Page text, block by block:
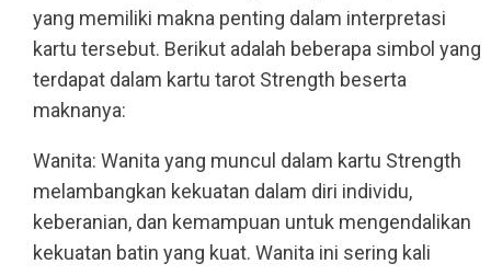
yang memiliki makna penting dalam interpretasi
kartu tersebut. Berikut adalah beberapa simbol yang
terdapat dalam kartu tarot Strength beserta
maknanya:
Wanita: Wanita yang muncul dalam kartu Strength
melambangkan kekuatan dalam diri individu,
keberanian, dan kemampuan untuk mengendalikan
kekuatan batin yang kuat. Wanita ini sering kali